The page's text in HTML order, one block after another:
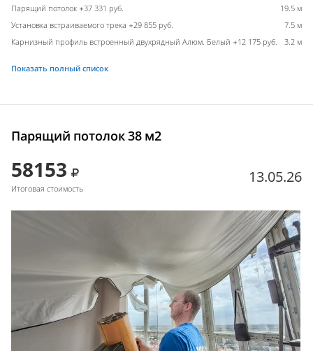
Парящий потолок +37 331 руб.
19.5 м
Установка встраиваемого трека +29 855 руб.
7.5 м
Карнизный профиль встроенный двухрядный Алюм. Белый +12 175 руб.
3.2 м
Показать полный список
Парящий потолок 38 м2
58153
Итоговая стоимость
13.05.26